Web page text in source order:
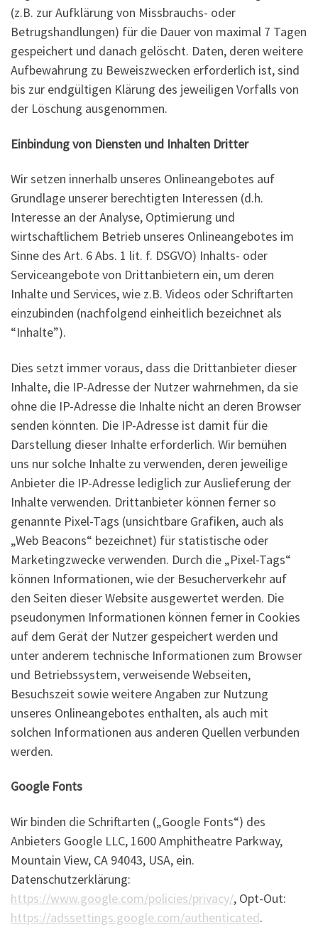
(z.B. zur Aufklärung von Missbrauchs- oder
Betrugshandlungen) für die Dauer von maximal 7 Tagen
gespeichert und danach gelöscht. Daten, deren weitere
Aufbewahrung zu Beweiszwecken erforderlich ist, sind
bis zur endgültigen Klärung des jeweiligen Vorfalls von
der Löschung ausgenommen.
Einbindung von Diensten und Inhalten Dritter
Wir setzen innerhalb unseres Onlineangebotes auf
Grundlage unserer berechtigten Interessen (d.h.
Interesse an der Analyse, Optimierung und
wirtschaftlichem Betrieb unseres Onlineangebotes im
Sinne des Art. 6 Abs. 1 lit. f. DSGVO) Inhalts- oder
Serviceangebote von Drittanbietern ein, um deren
Inhalte und Services, wie z.B. Videos oder Schriftarten
einzubinden (nachfolgend einheitlich bezeichnet als
“Inhalte”).
Dies setzt immer voraus, dass die Drittanbieter dieser
Inhalte, die IP-Adresse der Nutzer wahrnehmen, da sie
ohne die IP-Adresse die Inhalte nicht an deren Browser
senden könnten. Die IP-Adresse ist damit für die
Darstellung dieser Inhalte erforderlich. Wir bemühen
uns nur solche Inhalte zu verwenden, deren jeweilige
Anbieter die IP-Adresse lediglich zur Auslieferung der
Inhalte verwenden. Drittanbieter können ferner so
genannte Pixel-Tags (unsichtbare Grafiken, auch als
„Web Beacons“ bezeichnet) für statistische oder
Marketingzwecke verwenden. Durch die „Pixel-Tags“
können Informationen, wie der Besucherverkehr auf
den Seiten dieser Website ausgewertet werden. Die
pseudonymen Informationen können ferner in Cookies
auf dem Gerät der Nutzer gespeichert werden und
unter anderem technische Informationen zum Browser
und Betriebssystem, verweisende Webseiten,
Besuchszeit sowie weitere Angaben zur Nutzung
unseres Onlineangebotes enthalten, als auch mit
solchen Informationen aus anderen Quellen verbunden
werden.
Google Fonts
Wir binden die Schriftarten („Google Fonts“) des
Anbieters Google LLC, 1600 Amphitheatre Parkway,
Mountain View, CA 94043, USA, ein.
Datenschutzerklärung:
https://www.google.com/policies/privacy/, Opt-Out:
https://adssettings.google.com/authenticated.